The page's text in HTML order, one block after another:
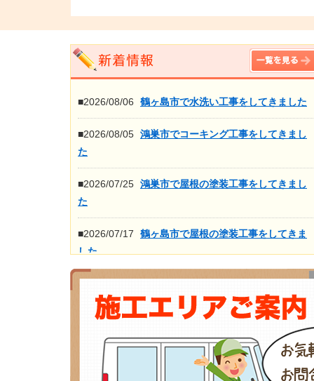
■2026/08/06 鶴ヶ島市で水洗い工事をしてきました
■2026/08/05 鴻巣市でコーキング工事をしてきまし
た
■2026/07/25 鴻巣市で屋根の塗装工事をしてきまし
た
■2026/07/17
鶴ヶ島市で屋根の塗装工事をしてきま
した
ました
もっと見る>>>